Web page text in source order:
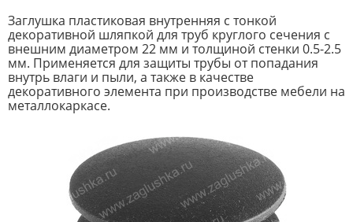
Заглушка пластиковая внутренняя с тонкой
декоративной шляпкой для труб круглого сечения с
внешним диаметром 22 мм и толщиной стенки 0.5-2.5
мм. Применяется для защиты трубы от попадания
внутрь влаги и пыли, а также в качестве
декоративного элемента при производстве мебели на
металлокаркасе.